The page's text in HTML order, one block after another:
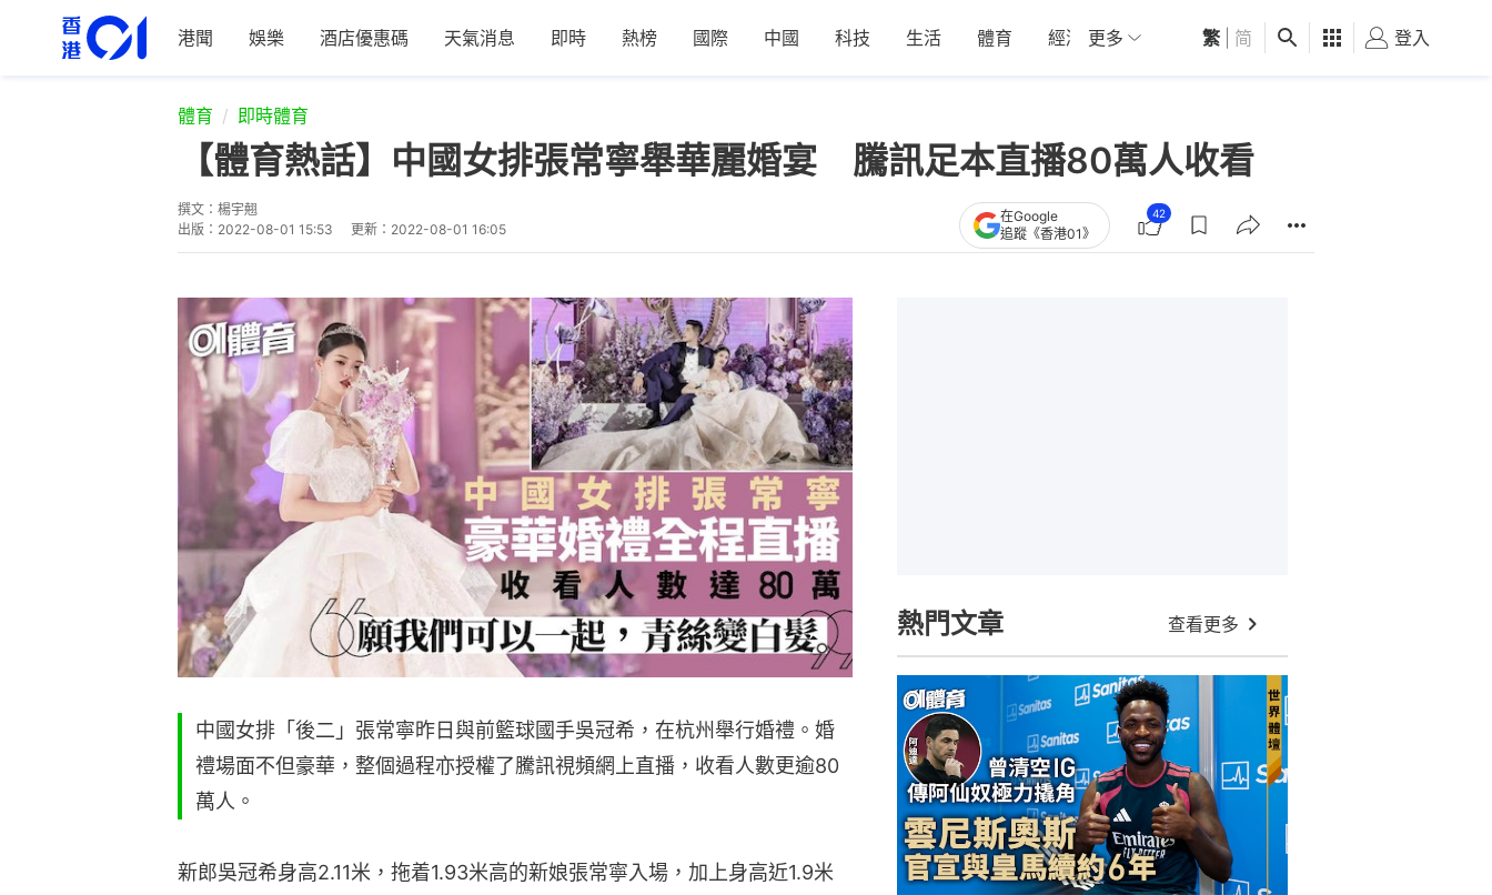
港聞 娛樂 酒店優惠碼 天氣消息 即時 熱榜 國際 中國 科技 生活 體育 經濟 01深圳 觀點 健康 好食玩飛
更多 繁 简 登入
體育 即時體育
【體育熱話】中國女排張常寧舉華麗婚宴 騰訊足本直播80萬人收看
撰文： 楊宇翹
出版： 2022-08-01 15:53 更新： 2022-08-01 16:05
在Google
追蹤《香港01》
42
中國女排「後二」張常寧昨日與前籃球國手吳冠希，在杭州舉行婚禮。婚
禮場面不但豪華，整個過程亦授權了騰訊視頻網上直播，收看人數更逾80
萬人。
新郎吳冠希身高2.11米，拖着1.93米高的新娘張常寧入場，加上身高近1.9米
熱門文章 查看更多